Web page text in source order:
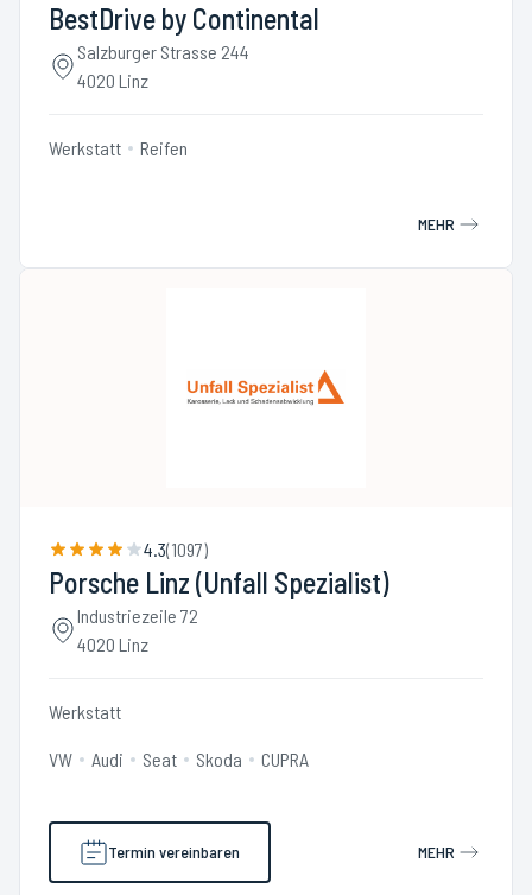
BestDrive by Continental
Salzburger Strasse 244
4020 Linz
Werkstatt Reifen
MEHR
4.3(1097)
Porsche Linz (Unfall Spezialist)
Industriezeile 72
4020 Linz
Werkstatt
VW Audi Seat Skoda CUPRA
Termin vereinbaren MEHR